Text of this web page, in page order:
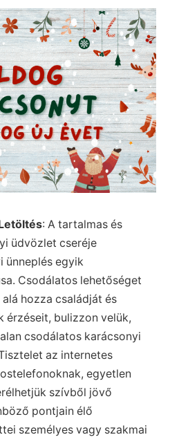
: A tartalmas és
üdvözlet cseréje
ünneplés egyik
Csodálatos lehetőséget
hozza családját és
érzéseit, bulizzon velük,
csodálatos karácsonyi
az internetes
egyetlen
szívből jövő
pontjain élő
személyes vagy szakmai